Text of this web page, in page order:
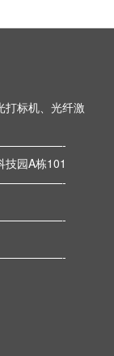
打标机、光纤激
技园A栋101